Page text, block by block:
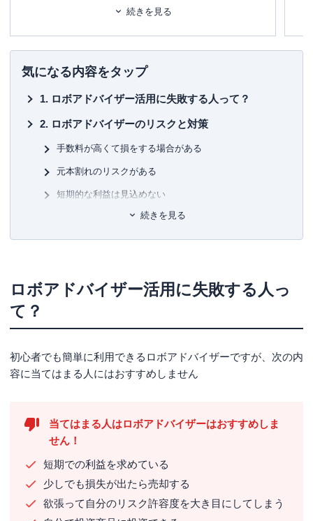
スフィナンシャルプロダクツ、コスモ証券にて、債券の引
2012年に、FPおよび行政書士として独立。2017年日本FP
協会相談員、2018年日本FP協会広報スタッフを担当。
▼保有資格
日本証券アナリスト協会検定アナリスト（CMA）
プライマリープライベートバンカー
行政書士
続きを見る
め
気になる内容をタップ
ロボアドバイザー活用に失敗する人って？
ロボアドバイザーのリスクと対策
手数料が高くて損をする場合がある
元本割れのリスクがある
短期的な利益は見込めない
失敗しないロボアドバイザーの選び方
選ぶポイント①最低投資額
選ぶポイント③手数料
おすすめしない人①投資の勉強もしていきたい人
おすすめしない人②短期で利益を得たい人
よくある質問
まとめ
続きを見る
ロボアドバイザー活用に失敗する人っ
て？
初心者でも簡単に利用できるロボアドバイザーですが、次の内
容に当てはまる人にはおすすめしません
当てはまる人はロボアドバイザーはおすすめしま
せん！
短期での利益を求めている
少しでも損失が出たら売却する
欲張って自分のリスク許容度を大き目にしてしまう